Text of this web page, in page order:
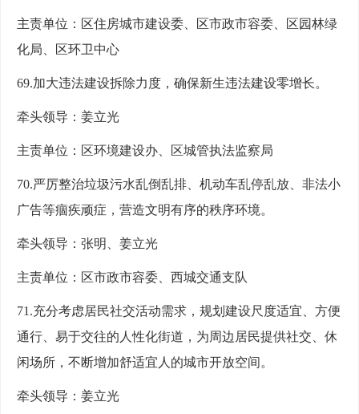
主责单位：区住房城市建设委、区市政市容委、区园林绿
化局、区环卫中心
69.加大违法建设拆除力度，确保新生违法建设零增长。
牵头领导：姜立光
主责单位：区环境建设办、区城管执法监察局
70.严厉整治垃圾污水乱倒乱排、机动车乱停乱放、非法小
广告等痼疾顽症，营造文明有序的秩序环境。
牵头领导：张明、姜立光
主责单位：区市政市容委、西城交通支队
71.充分考虑居民社交活动需求，规划建设尺度适宜、方便
通行、易于交往的人性化街道，为周边居民提供社交、休
闲场所，不断增加舒适宜人的城市开放空间。
牵头领导：姜立光